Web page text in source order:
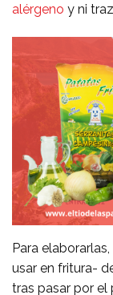
alérgeno y ni
Para
usar en fritura-
tras pasar por